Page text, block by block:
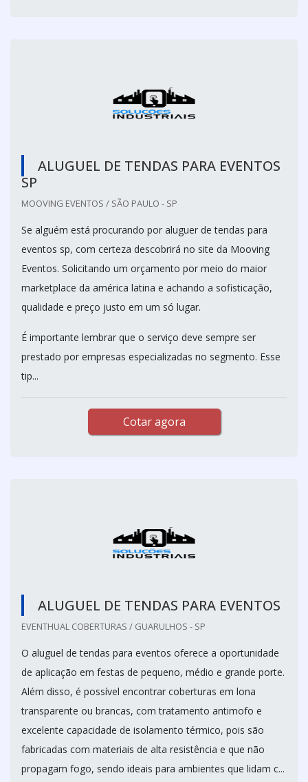
ALUGUEL DE TENDAS PARA EVENTOS
SP
MOOVING EVENTOS / SÃO PAULO - SP
Se alguém está procurando por aluguer de tendas para
eventos sp, com certeza descobrirá no site da Mooving
Eventos. Solicitando um orçamento por meio do maior
marketplace da américa latina e achando a sofisticação,
qualidade e preço justo em um só lugar.
É importante lembrar que o serviço deve sempre ser
prestado por empresas especializadas no segmento. Esse
tip...
Cotar agora
ALUGUEL DE TENDAS PARA EVENTOS
EVENTHUAL COBERTURAS / GUARULHOS - SP
O aluguel de tendas para eventos oferece a oportunidade
de aplicação em festas de pequeno, médio e grande porte.
Além disso, é possível encontrar coberturas em lona
transparente ou brancas, com tratamento antimofo e
excelente capacidade de isolamento térmico, pois são
fabricadas com materiais de alta resistência e que não
propagam fogo, sendo ideais para ambientes que lidam c...